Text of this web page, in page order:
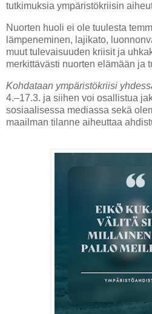
tutkimuksia ympäristökriisin
Nuorten huoli ei ole tuulesta
lämpeneminen, lajikato,
muut tulevaisuuden kriisit ja
merkittävästi nuorten elämään ja
Kohdataan ympäristökriisi
4.–17.3. ja siihen voi osallistua
sosiaalisessa mediassa sekä
maailman tilanne aiheuttaa